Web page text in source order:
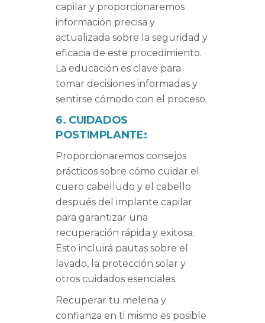
capilar y proporcionaremos
información precisa y
actualizada sobre la seguridad y
eficacia de este procedimiento.
La educación es clave para
tomar decisiones informadas y
sentirse cómodo con el proceso.
6. CUIDADOS
POSTIMPLANTE:
Proporcionaremos consejos
prácticos sobre cómo cuidar el
cuero cabelludo y el cabello
después del implante capilar
para garantizar una
recuperación rápida y exitosa.
Esto incluirá pautas sobre el
lavado, la protección solar y
otros cuidados esenciales.
Recuperar tu melena y
confianza en ti mismo es posible